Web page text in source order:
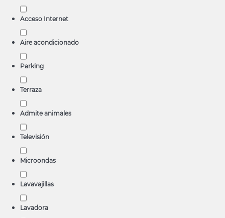
Acceso Internet
Aire acondicionado
Parking
Terraza
Admite animales
Televisión
Microondas
Lavavajillas
Lavadora